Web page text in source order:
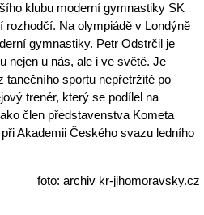
klubu moderní gymnastiky SK
rozhodčí. Na olympiádě v Londýně
gymnastiky. Petr Odstrčil je
nejen u nás, ale i ve světě. Je
sportu nepřetržitě po
trenér, který se podílel na
člen představenstva Kometa
Akademii Českého svazu ledního
foto: archiv kr-jihomoravsky.cz